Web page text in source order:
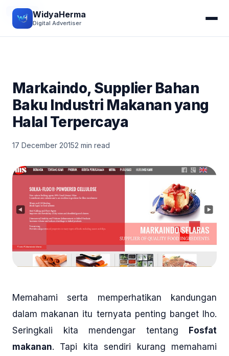
WidyaHerma
Digital Advertiser
REVIEW
Markaindo, Supplier Bahan
Baku Industri Makanan yang
Halal Terpercaya
17 December 20152 min read
Memahami serta memperhatikan kandungan
dalam makanan itu ternyata penting banget lho.
Seringkali kita mendengar tentang Fosfat
makanan. Tapi kita sendiri kurang memahami